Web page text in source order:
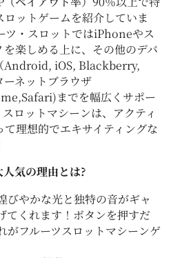
ットゲームを紹介していま
・スロットではiPhoneやス
楽しめる上に、その他のデバ
Android, iOS, Blackberry,
ネットブラウザ
までを幅広くサポー
ロットマシーンは、アクティ
理想的でエキサイティングな
気の理由とは?
びやかな光と独特の音がギャ
てくれます！ボタンを押すだ
がフルーツスロットマシーンゲ